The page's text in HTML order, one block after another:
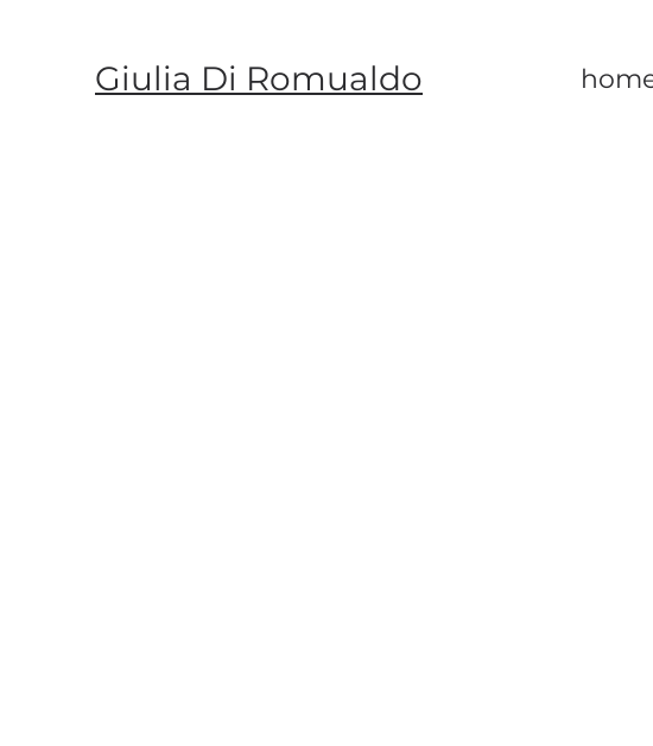
Giulia Di Romualdo